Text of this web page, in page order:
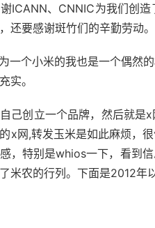
ICANN、CNNIC为我们创
还要感谢斑竹们的辛勤劳动
一个小米的我也是一个偶然
实。
己创立一个品牌，然后就是
x网,转发玉米是如此麻烦，
，特别是whios一下，看到
米农的行列。下面是2012年